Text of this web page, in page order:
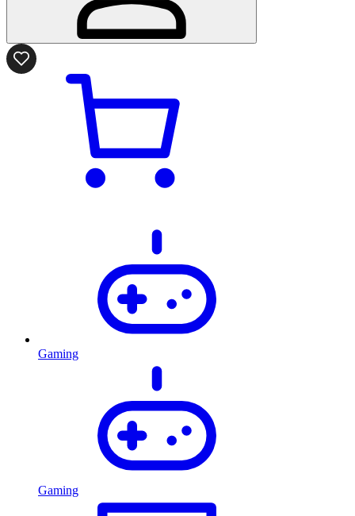
Gaming
Gaming